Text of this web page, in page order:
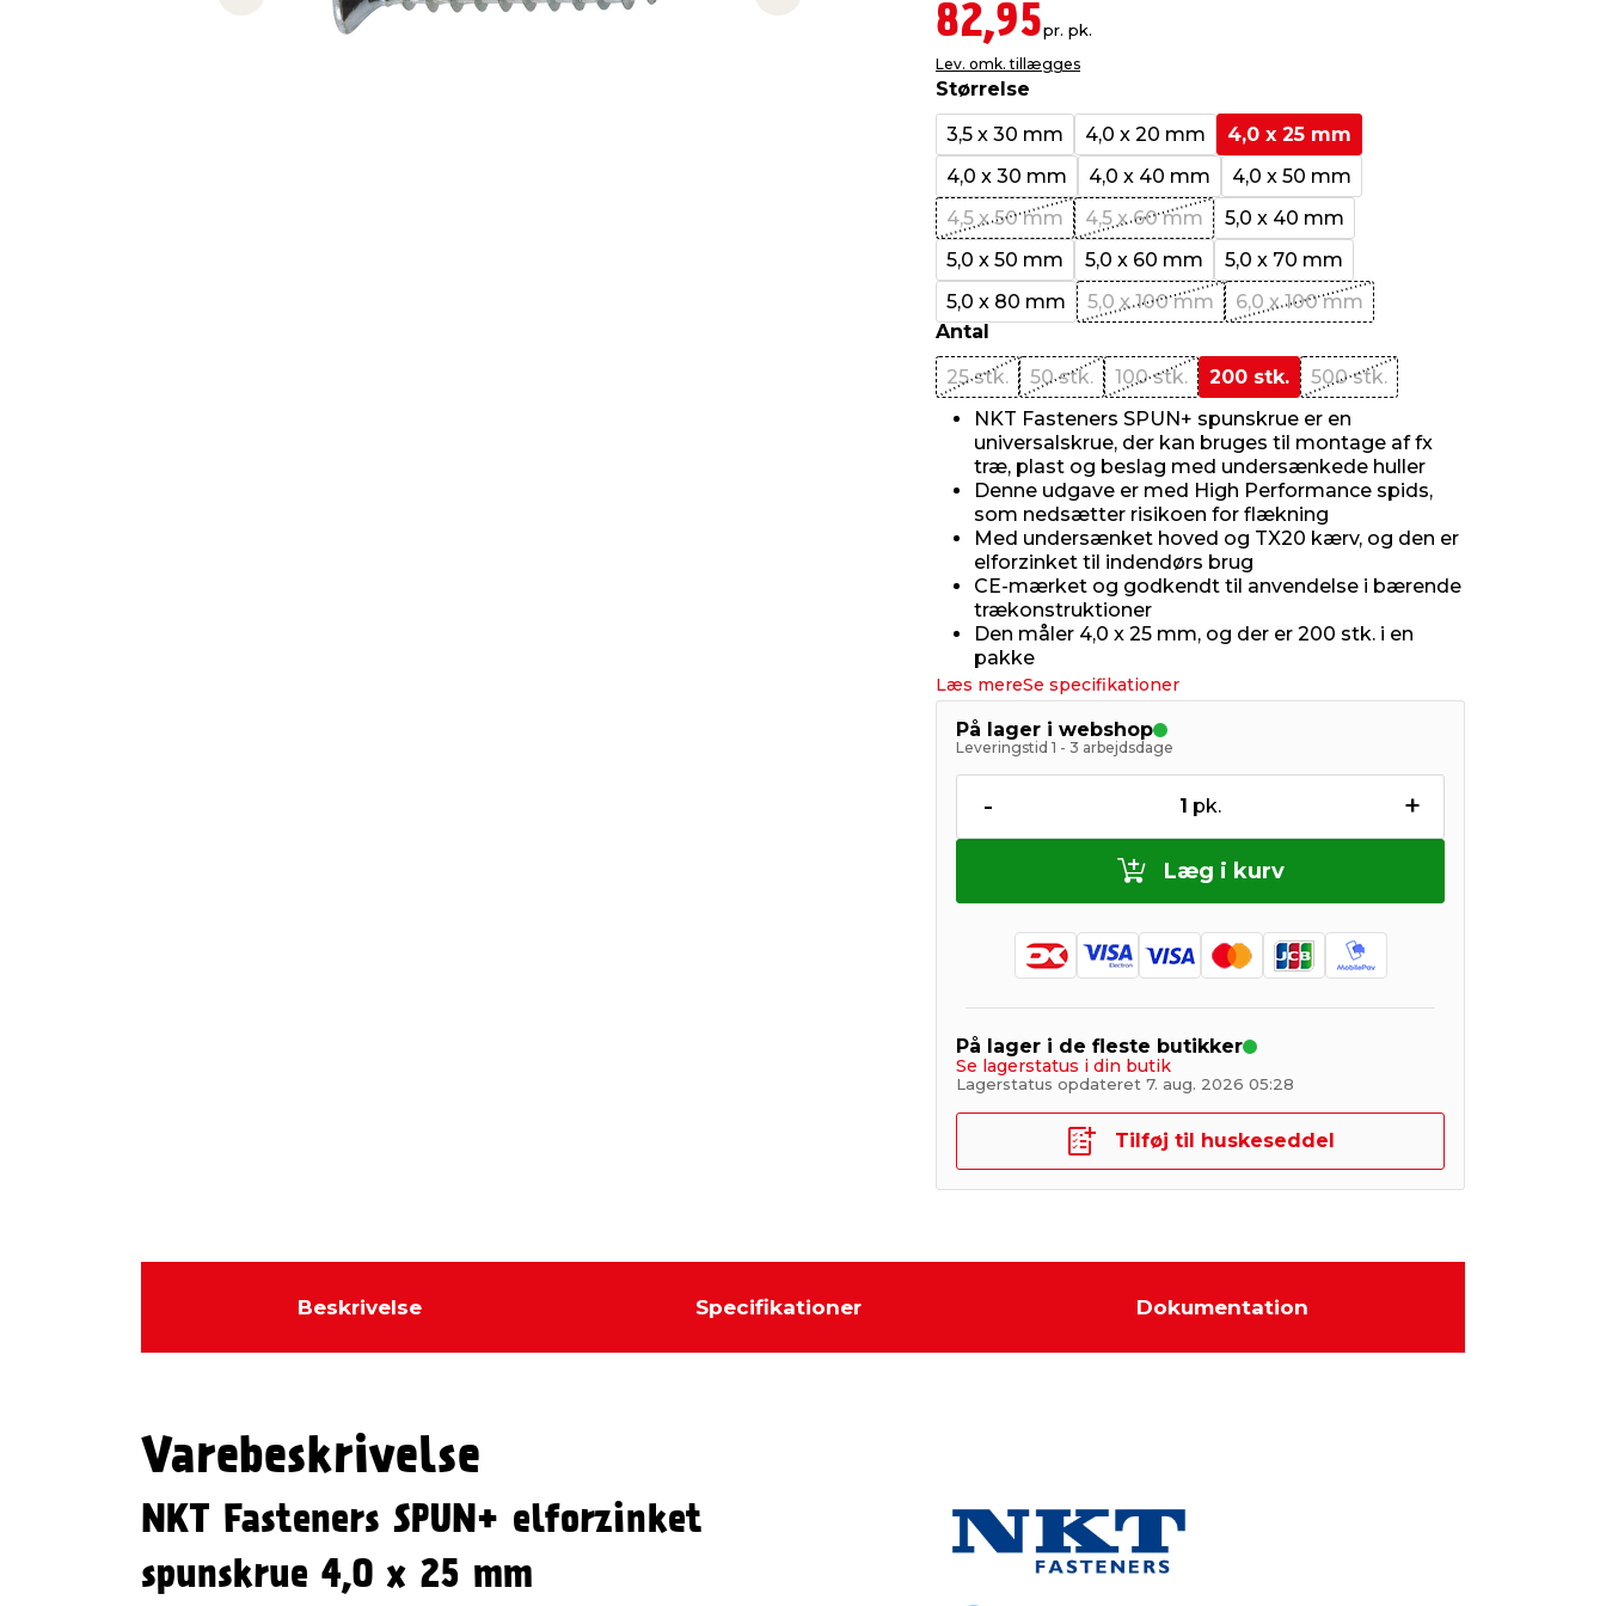
Previous slide Next slide 82,95pr. pk.
Lev. omk. tillægges
Størrelse
3,5 x 30 mm
4,0 x 20 mm
4,0 x 25 mm
4,0 x 30 mm
4,0 x 40 mm
4,0 x 50 mm
4,5 x 50 mm
4,5 x 60 mm
5,0 x 40 mm
5,0 x 50 mm
5,0 x 60 mm
5,0 x 70 mm
5,0 x 80 mm
5,0 x 100 mm
6,0 x 100 mm
Antal
25 stk.
50 stk. 100 stk. 200 stk.
500 stk.
NKT Fasteners SPUN+ spunskrue er en
universalskrue, der kan bruges til montage af fx
træ, plast og beslag med undersænkede huller
Denne udgave er med High Performance spids,
som nedsætter risikoen for flækning
Med undersænket hoved og TX20 kærv, og den er
elforzinket til indendørs brug
CE-mærket og godkendt til anvendelse i bærende
trækonstruktioner
Den måler 4,0 x 25 mm, og der er 200 stk. i en
pakke
Læs mereSe specifikationer
På lager i webshop
Leveringstid 1 - 3 arbejdsdage
- 1 pk. +
Læg i kurv
På lager i de fleste butikker
Se lagerstatus i din butik
Lagerstatus opdateret 7. aug. 2026 05:28
Tilføj til huskeseddel
Beskrivelse Specifikationer Dokumentation
Varebeskrivelse
NKT Fasteners SPUN+ elforzinket
spunskrue 4,0 x 25 mm